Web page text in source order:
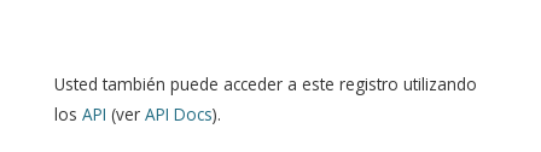
Usted también puede acceder a este registro utilizando
los API (ver API Docs).